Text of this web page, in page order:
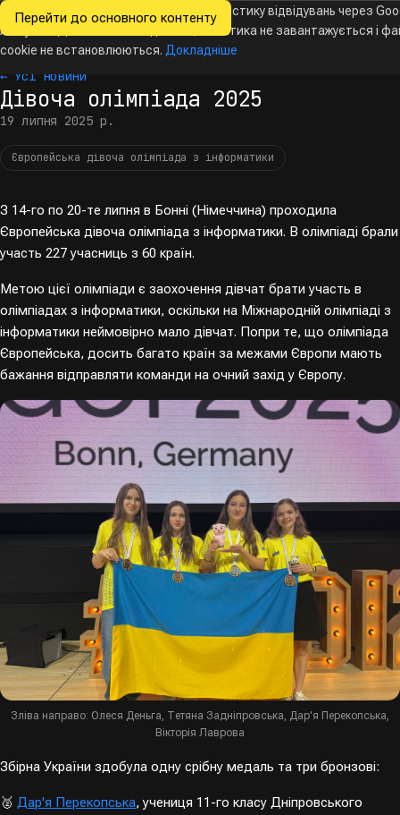
Перейти до основного контенту
Всеукраїнські
з інформатики
НовиниОлімпіадиКалендарБаза даних
← Усі новини
Дівоча олімпіада 2025
19 липня 2025 р.
Європейська дівоча олімпіада з інформатики
З 14-го по 20-те липня в Бонні (Німеччина) проходила
Європейська дівоча олімпіада з інформатики. В олімпіаді брали
участь 227 учасниць з 60 країн.
Метою цієї олімпіади є заохочення дівчат брати участь в
олімпіадах з інформатики, оскільки на Міжнародній олімпіаді з
інформатики неймовірно мало дівчат. Попри те, що олімпіада
Європейська, досить багато країн за межами Європи мають
бажання відправляти команди на очний захід у Європу.
Зліва направо: Олеся Деньга, Тетяна Задніпровська, Дар'я Перекопська,
Вікторія Лаврова
Збірна України здобула одну срібну медаль та три бронзові:
🥈 Дар'я Перекопська, учениця 11-го класу Дніпровського
Ми хочемо збирати знеособлену статистику відвідувань через
Analytics. Доки ви не погодитесь, аналітика не завантажується і
cookie не встановлюються. Докладніше